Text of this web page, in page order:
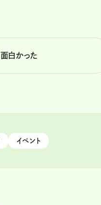
面白かった
イベント